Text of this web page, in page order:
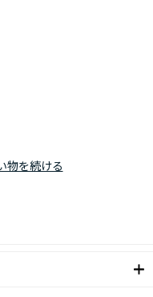
物を続ける